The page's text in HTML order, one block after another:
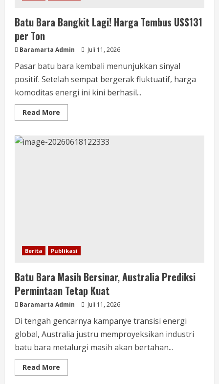
Batu Bara Bangkit Lagi! Harga Tembus US$131
per Ton
Baramarta Admin Juli 11, 2026
Pasar batu bara kembali menunjukkan sinyal
positif. Setelah sempat bergerak fluktuatif, harga
komoditas energi ini kini berhasil...
Read More
Berita Publikasi
Batu Bara Masih Bersinar, Australia Prediksi
Permintaan Tetap Kuat
Baramarta Admin Juli 11, 2026
Di tengah gencarnya kampanye transisi energi
global, Australia justru memproyeksikan industri
batu bara metalurgi masih akan bertahan...
Read More